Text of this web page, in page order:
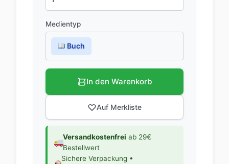
Medientyp
Buch
In den Warenkorb
Auf Merkliste
Versandkostenfrei ab 29€
Bestellwert
Sichere Verpackung •